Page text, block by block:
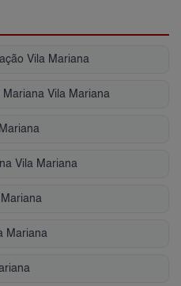
Vila Mariana
Vila Mariana
Vila Mariana
Mariana